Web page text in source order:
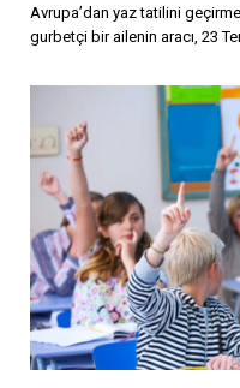
Avrupa’dan yaz tatilini
gurbetçi bir ailenin aracı, 23